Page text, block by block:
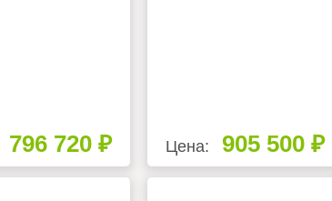
796 720 ₽ Цена: 905 500 ₽